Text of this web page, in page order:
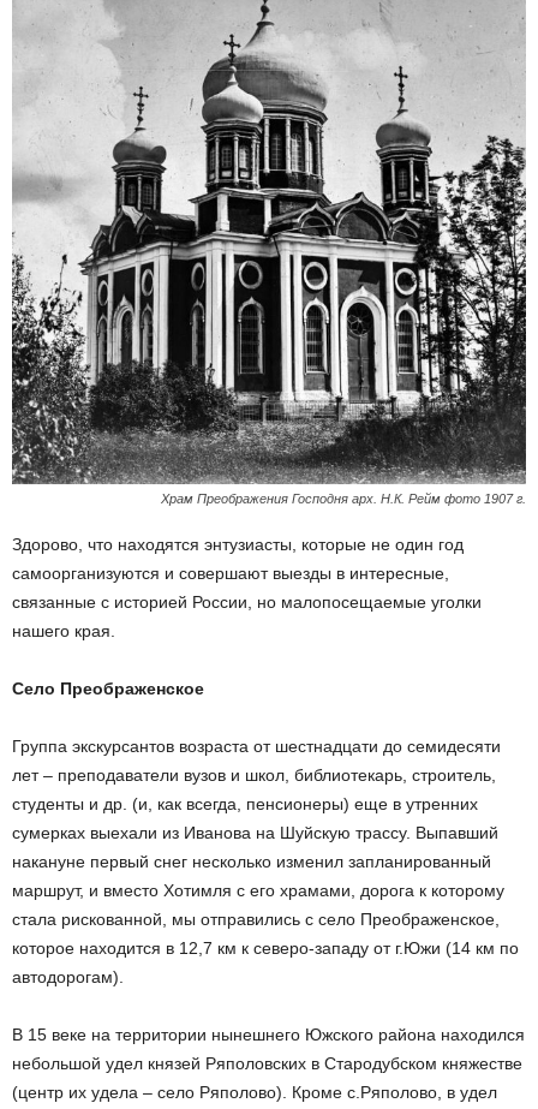
Храм Преображения Господня арх. Н.К. Рейм фото 1907 г.
Здорово, что находятся энтузиасты, которые не один год
самоорганизуются и совершают выезды в интересные,
связанные с историей России, но малопосещаемые уголки
нашего края.
Село Преображенское
Группа экскурсантов возраста от шестнадцати до семидесяти
лет – преподаватели вузов и школ, библиотекарь, строитель,
студенты и др. (и, как всегда, пенсионеры) еще в утренних
сумерках выехали из Иванова на Шуйскую трассу. Выпавший
накануне первый снег несколько изменил запланированный
маршрут, и вместо Хотимля с его храмами, дорога к которому
стала рискованной, мы отправились с село Преображенское,
которое находится в 12,7 км к северо-западу от г.Южи (14 км по
автодорогам).
В 15 веке на территории нынешнего Южского района находился
небольшой удел князей Ряполовских в Стародубском княжестве
(центр их удела – село Ряполово). Кроме с.Ряполово, в удел